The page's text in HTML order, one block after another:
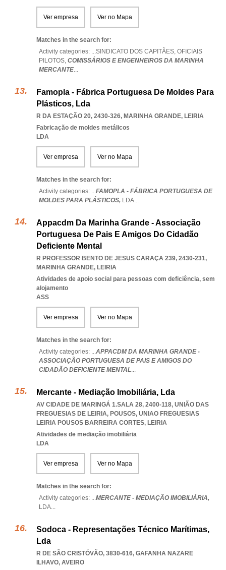
Ver empresa Ver no Mapa
Matches in the search for:
Activity categories: ...SINDICATO DOS CAPITÃES, OFICIAIS
PILOTOS, COMISSÁRIOS E ENGENHEIROS DA MARINHA
MERCANTE...
Famopla - Fábrica Portuguesa De Moldes Para
Plásticos, Lda
R DA ESTAÇÃO 20, 2430-326, MARINHA GRANDE, LEIRIA
Fabricação de moldes metálicos
LDA
Ver empresa Ver no Mapa
Matches in the search for:
Activity categories: ...FAMOPLA - FÁBRICA PORTUGUESA DE
MOLDES PARA PLÁSTICOS, LDA...
Appacdm Da Marinha Grande - Associação
Portuguesa De Pais E Amigos Do Cidadão
Deficiente Mental
R PROFESSOR BENTO DE JESUS CARAÇA 239, 2430-231,
MARINHA GRANDE, LEIRIA
Atividades de apoio social para pessoas com deficiência, sem
alojamento
ASS
Ver empresa Ver no Mapa
Matches in the search for:
Activity categories: ...APPACDM DA MARINHA GRANDE -
ASSOCIAÇÃO PORTUGUESA DE PAIS E AMIGOS DO
CIDADÃO DEFICIENTE MENTAL...
Mercante - Mediação Imobiliária, Lda
AV CIDADE DE MARINGÁ 1.SALA 28, 2400-118, UNIÃO DAS
FREGUESIAS DE LEIRIA, POUSOS, UNIAO FREGUESIAS
LEIRIA POUSOS BARREIRA CORTES, LEIRIA
Atividades de mediação imobiliária
LDA
Ver empresa Ver no Mapa
Matches in the search for:
Activity categories: ...MERCANTE - MEDIAÇÃO IMOBILIÁRIA,
LDA...
Sodoca - Representações Técnico Marítimas,
Lda
R DE SÃO CRISTÓVÃO, 3830-616, GAFANHA NAZARE
ILHAVO, AVEIRO